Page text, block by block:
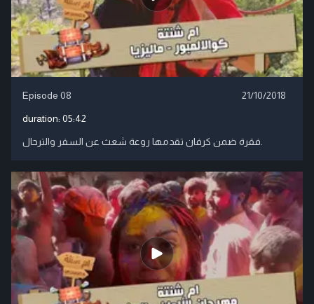
Episode 08 21/10/2018
duration: 05:42